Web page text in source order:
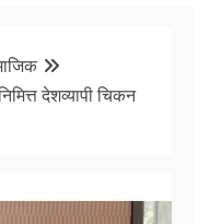
देशव्यापी चिकन